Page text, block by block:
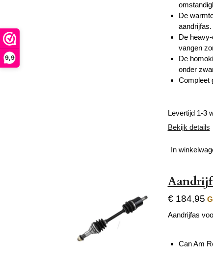
9,9
De
aandrijfas.
De
vangen
De
onder
Compleet
Levertijd 1-3
Bekijk details
In
€ 184,95
Aandrijfas
Can Am